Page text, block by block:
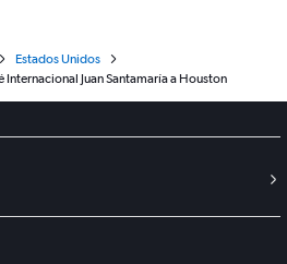
Estados Unidos
Internacional Juan Santamaría a Houston